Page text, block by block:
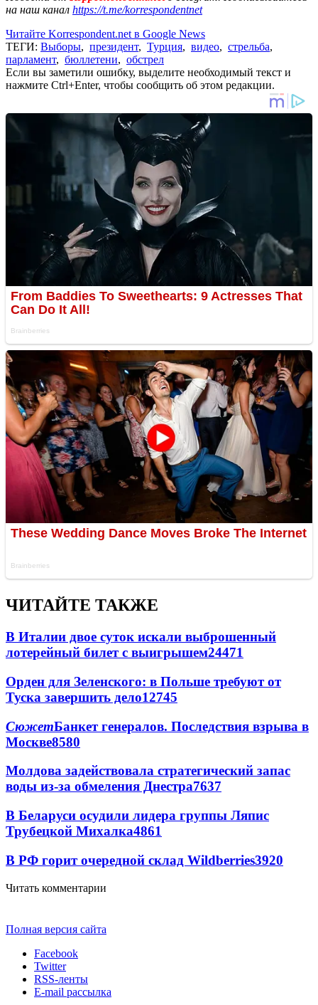
на наш канал https://t.me/korrespondentnet
Читайте Korrespondent.net в Google News
ТЕГИ: Выборы, президент, Турция, видео, стрельба,
парламент, бюллетени, обстрел
Если вы заметили ошибку, выделите необходимый текст и
нажмите Ctrl+Enter, чтобы сообщить об этом редакции.
ЧИТАЙТЕ ТАКЖЕ
В Италии двое суток искали выброшенный
лотерейный билет с выигрышем24471
Орден для Зеленского: в Польше требуют от
Туска завершить дело12745
СюжетБанкет генералов. Последствия взрыва в
Москве8580
Молдова задействовала стратегический запас
воды из-за обмеления Днестра7637
В Беларуси осудили лидера группы Ляпис
Трубецкой Михалка4861
В РФ горит очередной склад Wildberries3920
Читать комментарии
Полная версия сайта
Facebook
Twitter
RSS-ленты
E-mail рассылка